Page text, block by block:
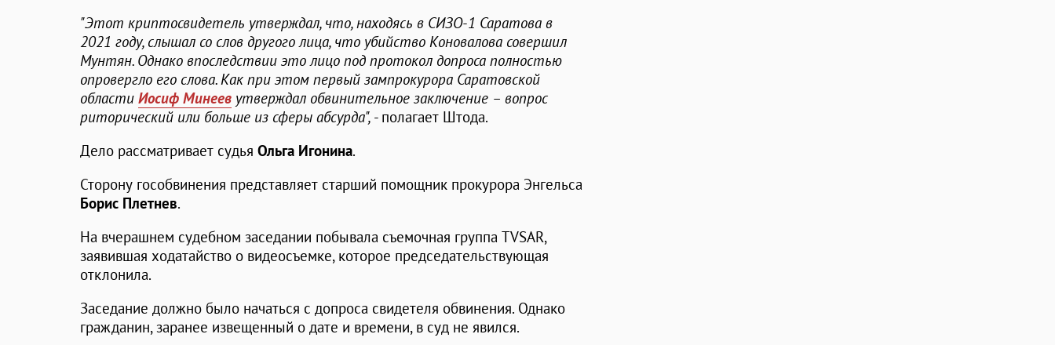
"Этот криптосвидетель утверждал, что, находясь в СИЗО-1 Саратова в
2021 году, слышал со слов другого лица, что убийство Коновалова совершил
Мунтян. Однако впоследствии это лицо под протокол допроса полностью
опровергло его слова. Как при этом первый зампрокурора Саратовской
области Иосиф Минеев утверждал обвинительное заключение – вопрос
риторический или больше из сферы абсурда", - полагает Штода.
Дело рассматривает судья Ольга Игонина.
Сторону гособвинения представляет старший помощник прокурора Энгельса
Борис Плетнев.
На вчерашнем судебном заседании побывала съемочная группа TVSAR,
заявившая ходатайство о видеосъемке, которое председательствующая
отклонила.
Заседание должно было начаться с допроса свидетеля обвинения. Однако
гражданин, заранее извещенный о дате и времени, в суд не явился.